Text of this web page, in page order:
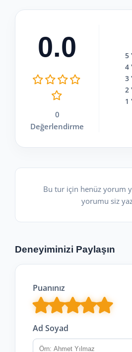
0.0
0
Değerlendirme
5
4
3
2
1
Bu tur için henüz yorum
yorumu siz
Deneyiminizi Paylaşın
Puanınız
Ad Soyad